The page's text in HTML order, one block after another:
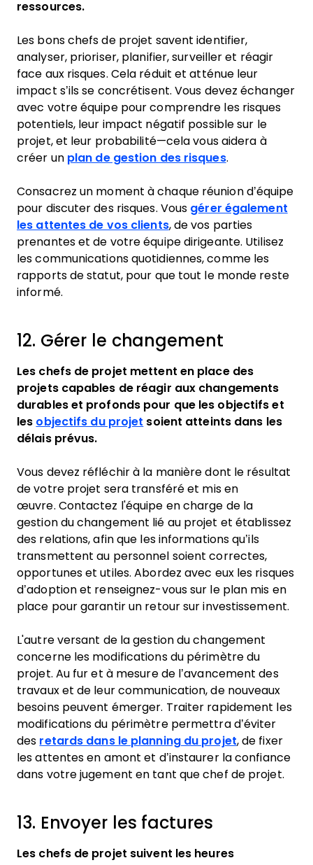
ressources.
Les bons chefs de projet savent identifier,
analyser, prioriser, planifier, surveiller et réagir
face aux risques. Cela réduit et atténue leur
impact s’ils se concrétisent. Vous devez échanger
avec votre équipe pour comprendre les risques
potentiels, leur impact négatif possible sur le
projet, et leur probabilité—cela vous aidera à
créer un plan de gestion des risques.
Consacrez un moment à chaque réunion d’équipe
pour discuter des risques. Vous gérer également
les attentes de vos clients, de vos parties
prenantes et de votre équipe dirigeante. Utilisez
les communications quotidiennes, comme les
rapports de statut, pour que tout le monde reste
informé.
12. Gérer le changement
Les chefs de projet mettent en place des
projets capables de réagir aux changements
durables et profonds pour que les objectifs et
les objectifs du projet soient atteints dans les
délais prévus.
Vous devez réfléchir à la manière dont le résultat
de votre projet sera transféré et mis en
œuvre. Contactez l'équipe en charge de la
gestion du changement lié au projet et établissez
des relations, afin que les informations qu’ils
transmettent au personnel soient correctes,
opportunes et utiles. Abordez avec eux les risques
d’adoption et renseignez-vous sur le plan mis en
place pour garantir un retour sur investissement.
L'autre versant de la gestion du changement
concerne les modifications du périmètre du
projet. Au fur et à mesure de l’avancement des
travaux et de leur communication, de nouveaux
besoins peuvent émerger. Traiter rapidement les
modifications du périmètre permettra d’éviter
des retards dans le planning du projet, de fixer
les attentes en amont et d’instaurer la confiance
dans votre jugement en tant que chef de projet.
13. Envoyer les factures
Les chefs de projet suivent les heures